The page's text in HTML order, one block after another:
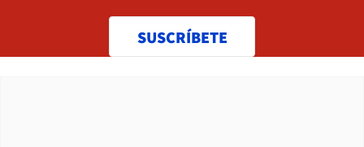
SUSCRÍBETE